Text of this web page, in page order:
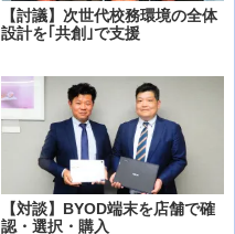
【討議】次世代校務環境の全体
設計を｢共創｣で支援
【対談】BYOD端末を店舗で確
認・選択・購入